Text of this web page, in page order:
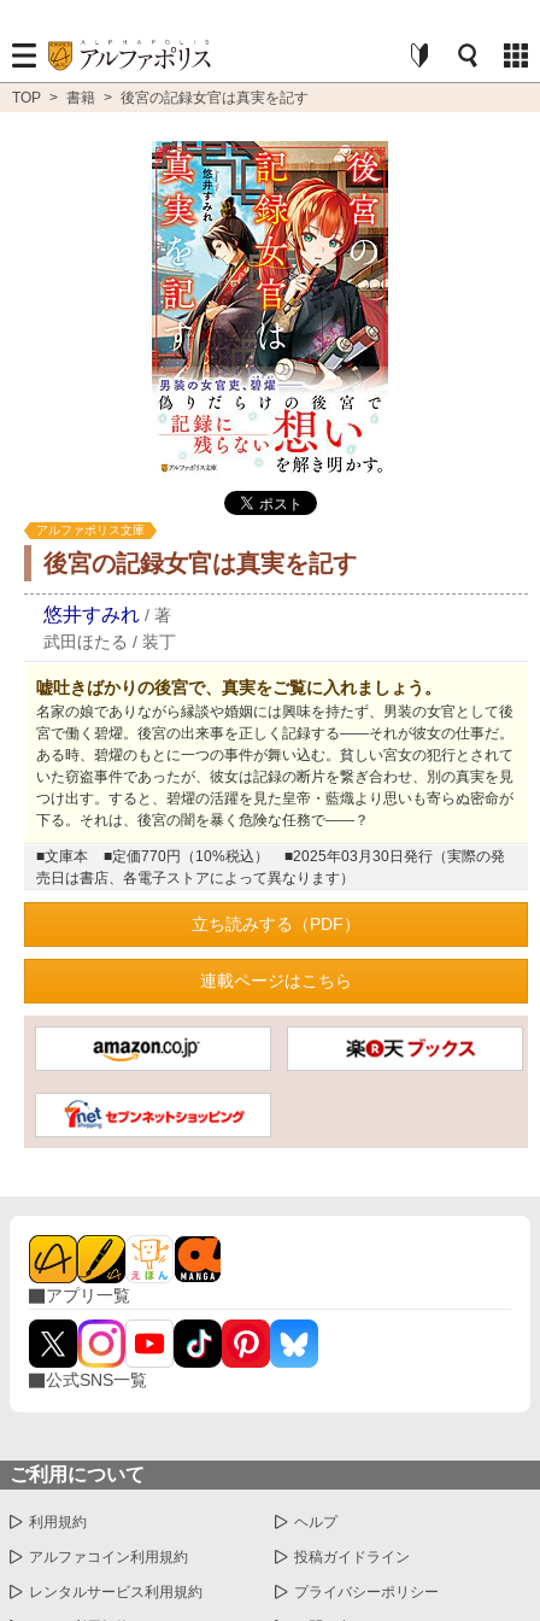
TOP > 書籍 > 後宮の記録女官は真実を記す
アルファポリス文庫
後宮の記録女官は真実を記す
悠井すみれ / 著
武田ほたる / 装丁
嘘吐きばかりの後宮で、真実をご覧に入れましょう。
名家の娘でありながら縁談や婚姻には興味を持たず、男装の女官として後
宮で働く碧燿。後宮の出来事を正しく記録する――それが彼女の仕事だ。
ある時、碧燿のもとに一つの事件が舞い込む。貧しい宮女の犯行とされて
いた窃盗事件であったが、彼女は記録の断片を繋ぎ合わせ、別の真実を見
つけ出す。すると、碧燿の活躍を見た皇帝・藍熾より思いも寄らぬ密命が
下る。それは、後宮の闇を暴く危険な任務で――？
■文庫本 ■定価770円（10%税込）
■2025年03月30日発行（実際の発
売日は書店、各電子ストアによって異なります）
立ち読みする（PDF）
連載ページはこちら
アプリ一覧
公式SNS一覧
ご利用について
利用規約 ヘルプ
アルファコイン利用規約 投稿ガイドライン
レンタルサービス利用規約 プライバシーポリシー